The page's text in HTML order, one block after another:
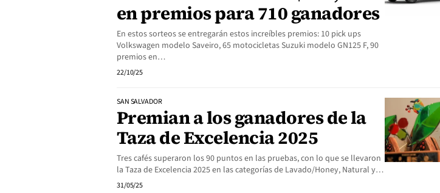
en premios para 710 ganadores
En estos sorteos se entregarán estos increíbles premios: 10 pick ups
Volkswagen modelo Saveiro, 65 motocicletas Suzuki modelo GN125 F, 90
premios en…
22/10/25
SAN SALVADOR
Premian a los ganadores de la
Taza de Excelencia 2025
Tres cafés superaron los 90 puntos en las pruebas, con lo que se llevaron
la Taza de Excelencia 2025 en las categorías de Lavado/Honey, Natural y…
31/05/25